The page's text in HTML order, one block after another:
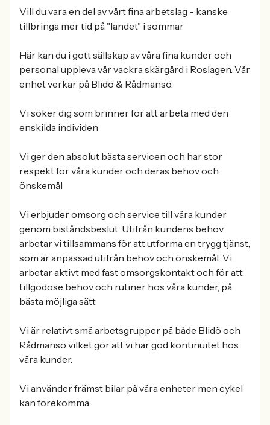
Vill du vara en del av vårt fina arbetslag - kanske
tillbringa mer tid på "landet" i sommar
Här kan du i gott sällskap av våra fina kunder och
personal uppleva vår vackra skärgård i Roslagen. Vår
enhet verkar på Blidö & Rådmansö.
Vi söker dig som brinner för att arbeta med den
enskilda individen
Vi ger den absolut bästa servicen och har stor
respekt för våra kunder och deras behov och
önskemål
Vi erbjuder omsorg och service till våra kunder
genom biståndsbeslut. Utifrån kundens behov
arbetar vi tillsammans för att utforma en trygg tjänst,
som är anpassad utifrån behov och önskemål. Vi
arbetar aktivt med fast omsorgskontakt och för att
tillgodose behov och rutiner hos våra kunder, på
bästa möjliga sätt
Vi är relativt små arbetsgrupper på både Blidö och
Rådmansö vilket gör att vi har god kontinuitet hos
våra kunder.
Vi använder främst bilar på våra enheter men cykel
kan förekomma